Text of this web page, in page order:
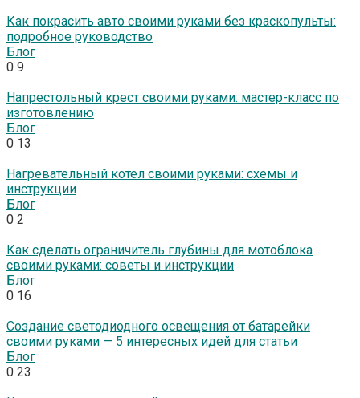
Как покрасить авто своими руками без краскопульты:
подробное руководство
Блог
0 9
Напрестольный крест своими руками: мастер-класс по
изготовлению
Блог
0 13
Нагревательный котел своими руками: схемы и
инструкции
Блог
0 2
Как сделать ограничитель глубины для мотоблока
своими руками: советы и инструкции
Блог
0 16
Создание светодиодного освещения от батарейки
своими руками — 5 интересных идей для статьи
Блог
0 23